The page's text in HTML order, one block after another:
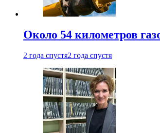
Около 54 километров
2 года спустя2 года спустя